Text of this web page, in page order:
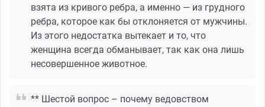
взята из кривого ребра, а именно — из грудного
ребра, которое как бы отклоняется от мужчины.
Из этого недостатка вытекает и то, что
женщина всегда обманывает, так как она лишь
несовершенное животное.
** Шестой вопрос – почему ведовством